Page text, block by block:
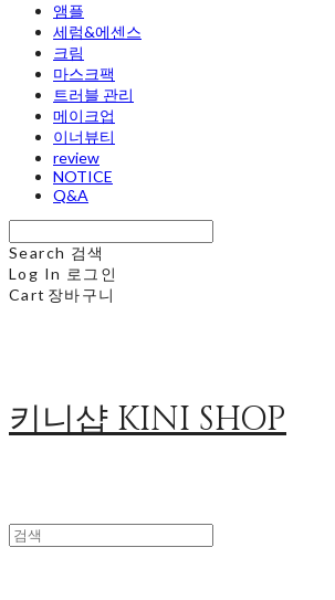
앰플
세럼&에센스
크림
마스크팩
트러블 관리
메이크업
이너뷰티
review
NOTICE
Q&A
Search 검색
Log In 로그인
Cart 장바구니
키니샵 KINI SHOP